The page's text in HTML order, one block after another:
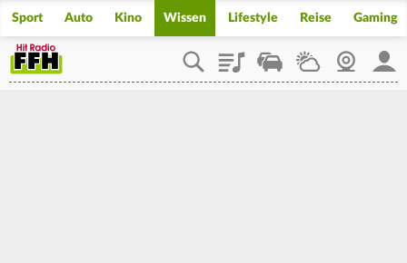
Sport Auto Kino Wissen Lifestyle Reise Gaming
PlaylistStaupilotWetterWebcam